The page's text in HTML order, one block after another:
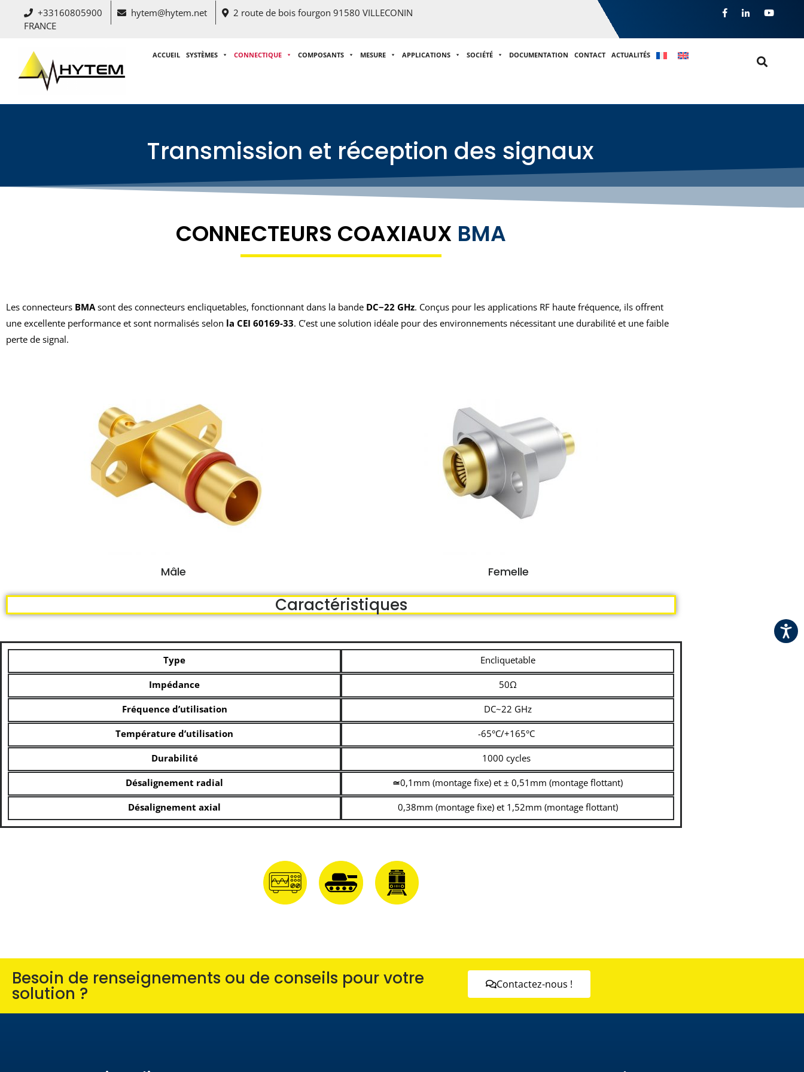
+33160805900 hytem@hytem.net
2 route de bois fourgon 91580 VILLECONIN
FRANCE
ACCUEIL SYSTÈMES CONNECTIQUE COMPOSANTS MESURE APPLICATIONS SOCIÉTÉ DOCUMENTATION CONTACT ACTUALITÉS
Transmission et réception des signaux
CONNECTEURS COAXIAUX BMA
Les connecteurs BMAsont des connecteurs encliquetables, fonctionnant dans la bande DC~22 GHz. Conçus pour les applications RF haute fréquence, ils offrent
une excellente performance et sont normalisés selon la CEI 60169-33. C’est une solution idéale pour des environnements nécessitant une durabilité et une faible
perte de signal.
Mâle Femelle
Caractéristiques
Type Encliquetable
Impédance 50Ω
Fréquence d’utilisation DC~22 GHz
Température d’utilisation -65°C/+165°C
Durabilité 1000 cycles
Désalignement radial ≃0,1mm (montage fixe) et ± 0,51mm (montage flottant)
Désalignement axial 0,38mm (montage fixe) et 1,52mm (montage flottant)
Besoin de renseignements ou de conseils pour votre
solution ? Contactez-nous !